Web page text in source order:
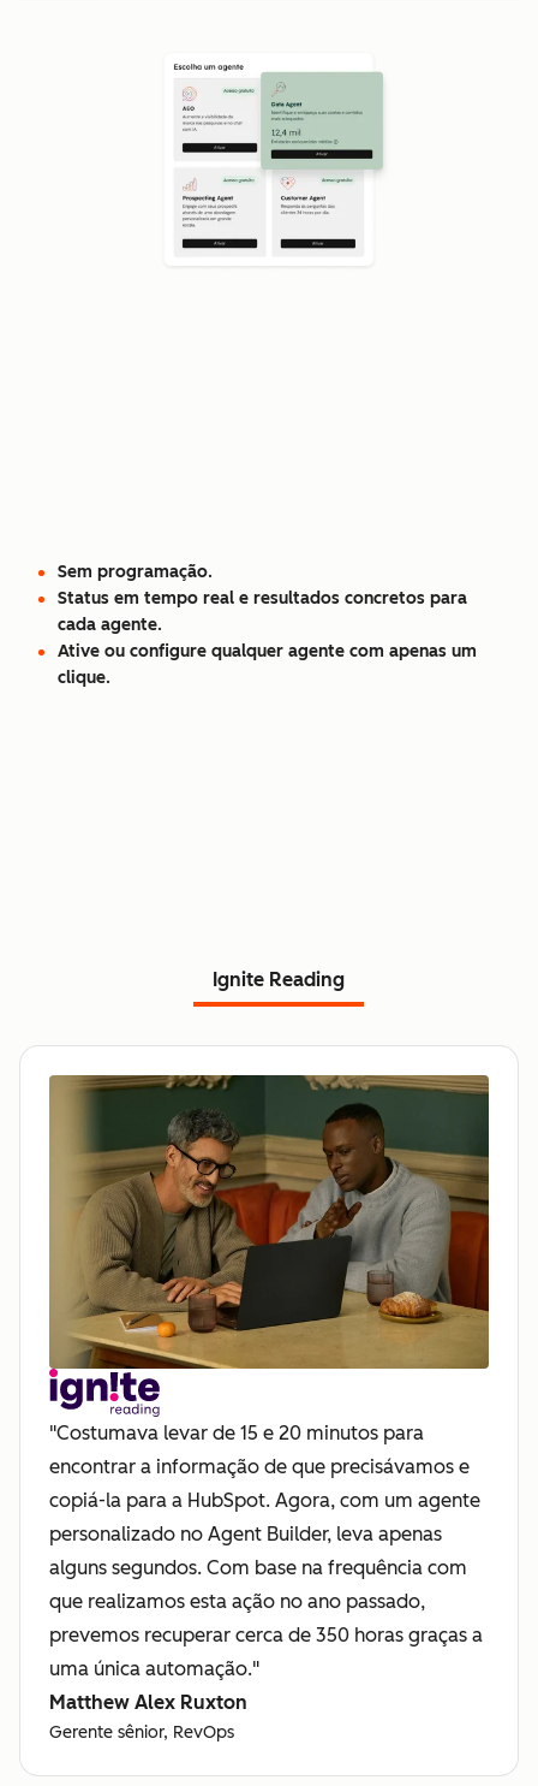
Sem programação.
Status em tempo real e resultados concretos para
cada agente.
Ative ou configure qualquer agente com apenas um
clique.
Ignite Reading
"Costumava levar de 15 e 20 minutos para
encontrar a informação de que precisávamos e
copiá-la para a HubSpot. Agora, com um agente
personalizado no Agent Builder, leva apenas
alguns segundos. Com base na frequência com
que realizamos esta ação no ano passado,
prevemos recuperar cerca de 350 horas graças a
uma única automação."
Matthew Alex Ruxton
Gerente sênior, RevOps